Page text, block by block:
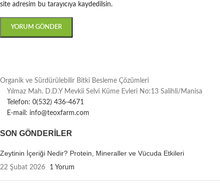
site adresim bu tarayıcıya kaydedilsin.
Organik ve Sürdürülebilir Bitki Besleme Çözümleri
Yılmaz Mah. D.D.Y Mevkii Selvi Küme Evleri No:13 Salihli/Manisa
Telefon: 0(532) 436-4671
E-mail: info@teoxfarm.com
SON GÖNDERILER
Zeytinin İçeriği Nedir? Protein, Mineraller ve Vücuda Etkileri
22 Şubat 2026 1 Yorum